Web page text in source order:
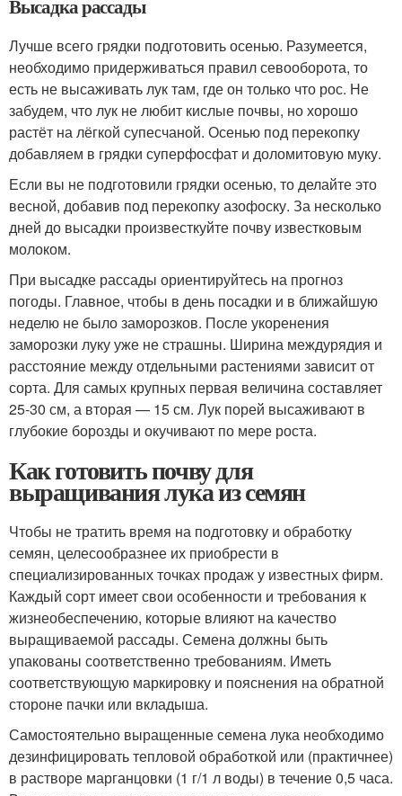
Высадка рассады
Лучше всего грядки подготовить осенью. Разумеется,
необходимо придерживаться правил севооборота, то
есть не высаживать лук там, где он только что рос. Не
забудем, что лук не любит кислые почвы, но хорошо
растёт на лёгкой супесчаной. Осенью под перекопку
добавляем в грядки суперфосфат и доломитовую муку.
Если вы не подготовили грядки осенью, то делайте это
весной, добавив под перекопку азофоску. За несколько
дней до высадки произвесткуйте почву известковым
молоком.
При высадке рассады ориентируйтесь на прогноз
погоды. Главное, чтобы в день посадки и в ближайшую
неделю не было заморозков. После укоренения
заморозки луку уже не страшны. Ширина междурядия и
расстояние между отдельными растениями зависит от
сорта. Для самых крупных первая величина составляет
25-30 см, а вторая — 15 см. Лук порей высаживают в
глубокие борозды и окучивают по мере роста.
Как готовить почву для
выращивания лука из семян
Чтобы не тратить время на подготовку и обработку
семян, целесообразнее их приобрести в
специализированных точках продаж у известных фирм.
Каждый сорт имеет свои особенности и требования к
жизнеобеспечению, которые влияют на качество
выращиваемой рассады. Семена должны быть
упакованы соответственно требованиям. Иметь
соответствующую маркировку и пояснения на обратной
стороне пачки или вкладыша.
Самостоятельно выращенные семена лука необходимо
дезинфицировать тепловой обработкой или (практичнее)
в растворе марганцовки (1 г/1 л воды) в течение 0,5 часа.